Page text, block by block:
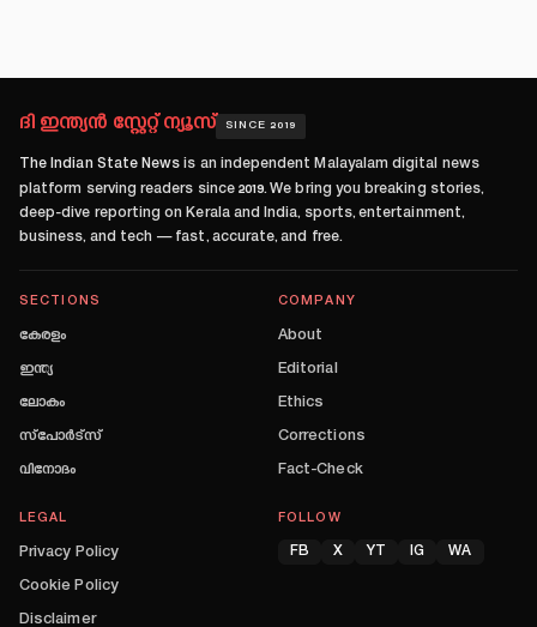
ദി ഇന്ത്യൻ സ്റ്റേറ്റ് ന്യൂസ് SINCE 2019
The Indian State News is an independent Malayalam digital news
platform serving readers since 2019. We bring you breaking stories,
deep-dive reporting on Kerala and India, sports, entertainment,
business, and tech — fast, accurate, and free.
SECTIONS
കേരളം
ഇന്ത്യ
ലോകം
സ്പോർട്സ്
വിനോദം
COMPANY
About
Editorial
Ethics
Corrections
Fact-Check
LEGAL
Privacy Policy
Cookie Policy
Disclaimer
FOLLOW
FB X YT IG WA